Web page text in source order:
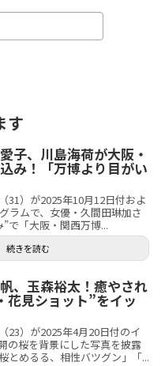
す
子、川島海荷が大阪・
み！「万博より目がい
31）が2025年10月12日付およ
ラムで、女優・久間田琳加さ
で「大阪・関西万博...
続きを読む
、玉森裕太！癒やされ
花見ショット”をイッ
23）が2025年4月20日付のイ
の桜を背景にした写真を披露
とめるる、相性バツグン」「...